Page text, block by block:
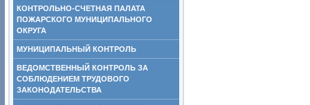
КОНТРОЛЬНО-СЧЕТНАЯ ПАЛАТА
ПОЖАРСКОГО МУНИЦИПАЛЬНОГО
ОКРУГА
МУНИЦИПАЛЬНЫЙ КОНТРОЛЬ
ВЕДОМСТВЕННЫЙ КОНТРОЛЬ ЗА
СОБЛЮДЕНИЕМ ТРУДОВОГО
ЗАКОНОДАТЕЛЬСТВА